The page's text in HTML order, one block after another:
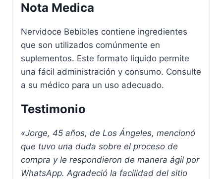
Nota Medica
Nervidoce Bebibles contiene ingredientes
que son utilizados comúnmente en
suplementos. Este formato liquido permite
una fácil administración y consumo. Consulte
a su médico para un uso adecuado.
Testimonio
«Jorge, 45 años, de Los Ángeles, mencionó
que tuvo una duda sobre el proceso de
compra y le respondieron de manera ágil por
WhatsApp. Agradeció la facilidad del sitio